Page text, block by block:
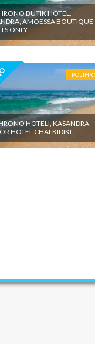
BUTIK HOTEL,
AMOESSA BOUTIQUE
ONLY
HOTELI, KASANDRA,
HOTEL CHALKIDIKI